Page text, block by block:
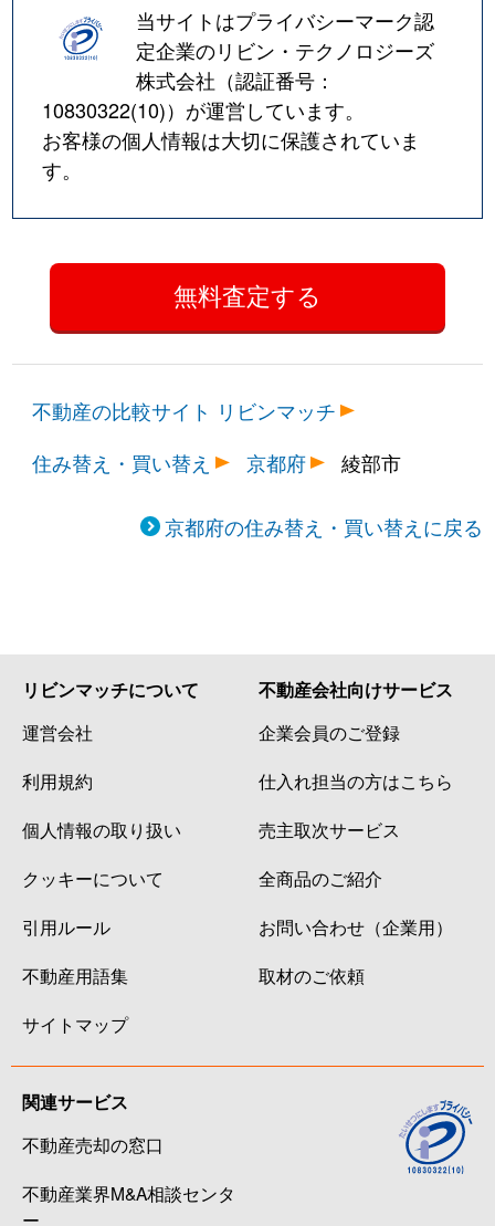
当サイトはプライバシーマーク認
定企業のリビン・テクノロジーズ
株式会社（認証番号：
10830322(10)）が運営しています。
お客様の個人情報は大切に保護されていま
す。
不動産の比較サイト リビンマッチ
住み替え・買い替え
京都府 綾部市
京都府の住み替え・買い替えに戻る
リビンマッチについて
運営会社
利用規約
個人情報の取り扱い
クッキーについて
引用ルール
不動産用語集
サイトマップ
不動産会社向けサービス
企業会員のご登録
仕入れ担当の方はこちら
売主取次サービス
全商品のご紹介
お問い合わせ（企業用）
取材のご依頼
関連サービス
不動産売却の窓口
不動産業界M&A相談センタ
ー